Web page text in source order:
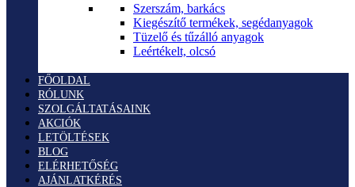
Szerszám, barkács
Kiegészítő termékek, segédanyagok
Tüzelő és tűzálló anyagok
Leértékelt, olcsó
FŐOLDAL
RÓLUNK
SZOLGÁLTATÁSAINK
AKCIÓK
LETÖLTÉSEK
BLOG
ELÉRHETŐSÉG
AJÁNLATKÉRÉS